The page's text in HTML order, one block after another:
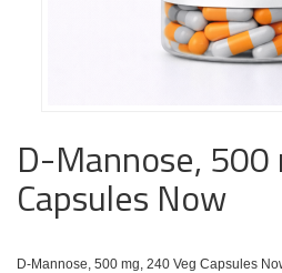
D-Mannose,
Capsules Now
D-Mannose, 500 mg, 240 Veg Capsules